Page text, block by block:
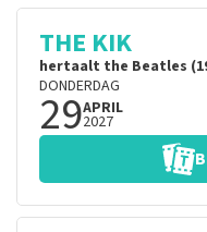
THE KIK
hertaalt the Beatles
DONDERDAG
29APRIL
2027